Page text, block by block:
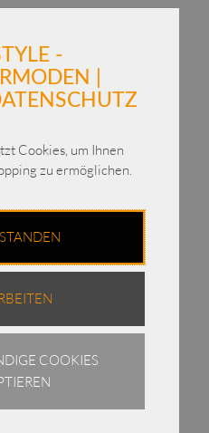
65 cm – Länge im
67 cm – Länge im
69 cm – Länge im
-
|
Cookies, um Ihnen
zu ermöglichen.
COOKIES